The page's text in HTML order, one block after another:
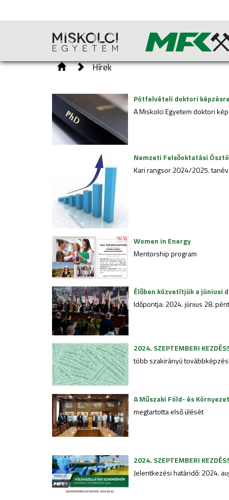
Hírek
Pótfelvételi doktori képzésre
A Miskolci Egyetem doktori
Nemzeti Felsőoktatási
Kari rangsor 2024/2025. tanév
Women in Energy
Mentorship program
Élőben közvetítjük a júniusi
Időpontja: 2024. június 28.
2024. SZEPTEMBERI
több szakirányú
A Műszaki Föld- és
megtartotta első ülését
2024. SZEPTEMBERI
Jelentkezési határidő: 2024.